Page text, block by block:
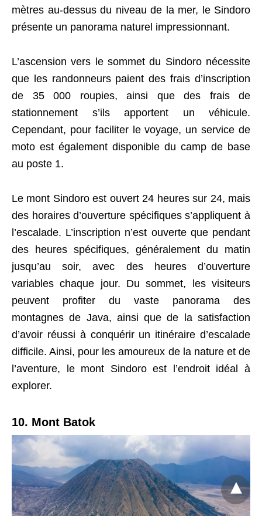
mètres au-dessus du niveau de la mer, le Sindoro
présente un panorama naturel impressionnant.
L’ascension vers le sommet du Sindoro nécessite
que les randonneurs paient des frais d’inscription
de 35 000 roupies, ainsi que des frais de
stationnement s’ils apportent un véhicule.
Cependant, pour faciliter le voyage, un service de
moto est également disponible du camp de base
au poste 1.
Le mont Sindoro est ouvert 24 heures sur 24, mais
des horaires d’ouverture spécifiques s’appliquent à
l’escalade. L’inscription n’est ouverte que pendant
des heures spécifiques, généralement du matin
jusqu’au soir, avec des heures d’ouverture
variables chaque jour. Du sommet, les visiteurs
peuvent profiter du vaste panorama des
montagnes de Java, ainsi que de la satisfaction
d’avoir réussi à conquérir un itinéraire d’escalade
difficile. Ainsi, pour les amoureux de la nature et de
l’aventure, le mont Sindoro est l’endroit idéal à
explorer.
10. Mont Batok